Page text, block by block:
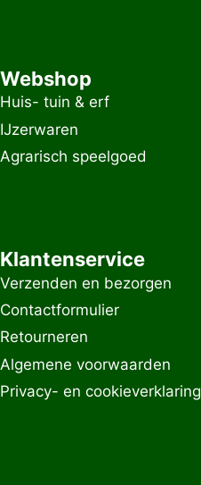
Webshop
Huis- tuin & erf
IJzerwaren
Agrarisch speelgoed
Klantenservice
Verzenden en bezorgen
Contactformulier
Retourneren
Algemene voorwaarden
Privacy- en cookieverklaring